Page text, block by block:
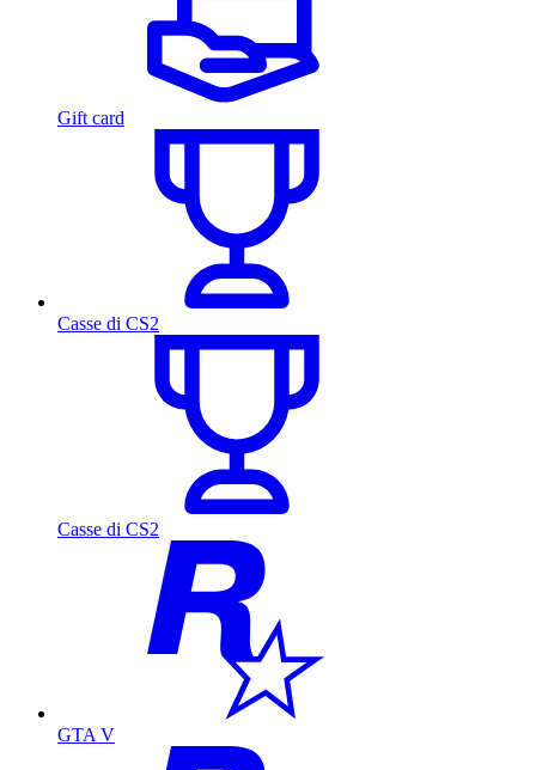
Gift card
Casse di CS2
Casse di CS2
GTA V